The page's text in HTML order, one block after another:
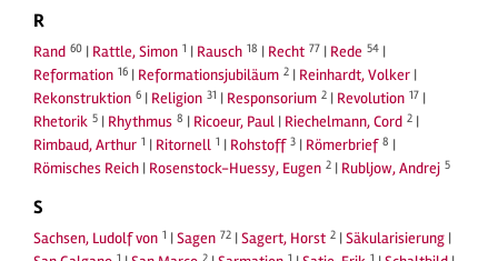
R
Rand 60 | Rattle, Simon 1 | Rausch 18 | Recht 77 | Rede 54 |
Reformation 16 | Reformationsjubiläum 2 | Reinhardt, Volker |
Rekonstruktion 6 | Religion 31 | Responsorium 2 | Revolution 17 |
Rhetorik 5 | Rhythmus 8 | Ricoeur, Paul | Riechelmann, Cord 2 |
Rimbaud, Arthur 1 | Ritornell 1 | Rohstoff 3 | Römerbrief 8 |
Römisches Reich | Rosenstock-Huessy, Eugen 2 | Rubljow, Andrej 5
S
Sachsen, Ludolf von 1 |Sagen 72 |Sagert, Horst 2 |Säkularisierung |